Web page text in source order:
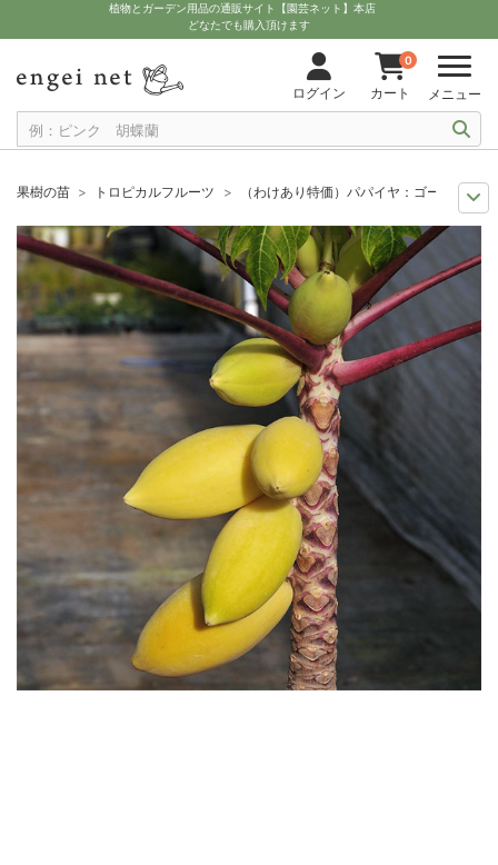
植物とガーデン用品の通販サイト【園芸ネット】本店
どなたでも購入頂けます
ログイン
0
カート メニュー
果樹の苗 トロピカルフルーツ
（わけあり特価）パパイヤ：ゴールデン
セール
果樹の苗
（わけあり特価）パパイヤ：ゴールデンパパイヤ3-3.5
セール
わけあり特価
（わけあり特価）パパイヤ：ゴールデンパパイヤ
夏の園芸
南国の植物とトロピカルフルーツ （わけあり特価）パパイヤ